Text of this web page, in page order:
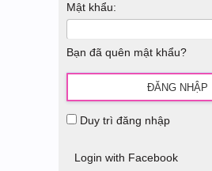
Mật khẩu:
Bạn đã quên mật khẩu?
Duy trì đăng nhập
Login with Facebook